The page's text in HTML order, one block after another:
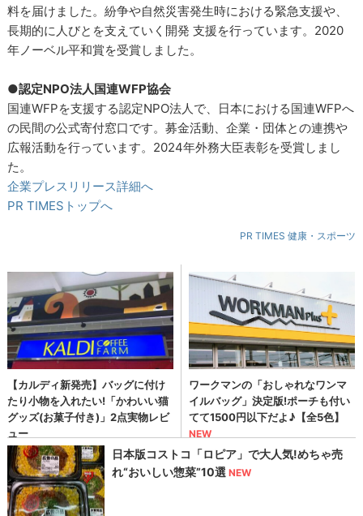
料を届けました。紛争や自然災害発生時における緊急支援や、
長期的に人びとを支えていく開発 支援を行っています。2020
年ノーベル平和賞を受賞しました。
●認定NPO法人国連WFP協会
国連WFPを支援する認定NPO法人で、日本における国連WFPへ
の民間の公式寄付窓口です。募金活動、企業・団体との連携や
広報活動を行っています。2024年外務大臣表彰を受賞しまし
た。
企業プレスリリース詳細へ
PR TIMESトップへ
PR TIMES 健康・スポーツ